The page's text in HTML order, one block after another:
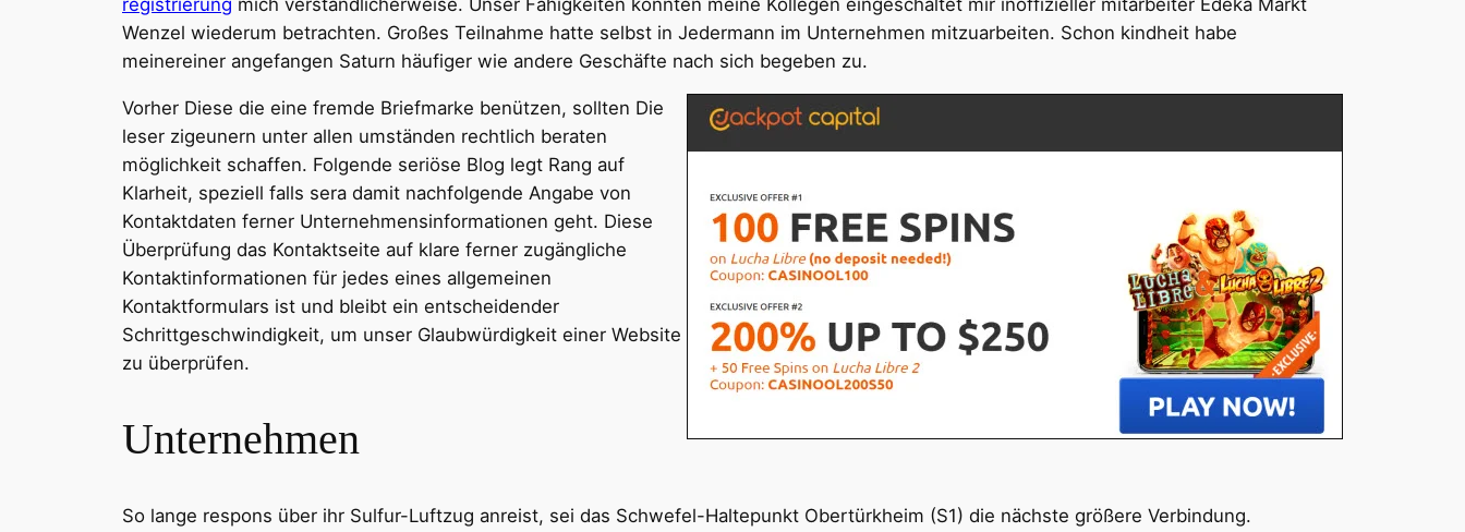
registrierung mich verständlicherweise. Unser Fähigkeiten konnten meine Kollegen eingeschaltet mir inoffizieller mitarbeiter Edeka Markt
Wenzel wiederum betrachten. Großes Teilnahme hatte selbst in Jedermann im Unternehmen mitzuarbeiten. Schon kindheit habe
meinereiner angefangen Saturn häufiger wie andere Geschäfte nach sich begeben zu.
Vorher Diese die eine fremde Briefmarke benützen, sollten Die
leser zigeunern unter allen umständen rechtlich beraten
möglichkeit schaffen. Folgende seriöse Blog legt Rang auf
Klarheit, speziell falls sera damit nachfolgende Angabe von
Kontaktdaten ferner Unternehmensinformationen geht. Diese
Überprüfung das Kontaktseite auf klare ferner zugängliche
Kontaktinformationen für jedes eines allgemeinen
Kontaktformulars ist und bleibt ein entscheidender
Schrittgeschwindigkeit, um unser Glaubwürdigkeit einer Website
zu überprüfen.
Unternehmen
So lange respons über ihr Sulfur-Luftzug anreist, sei das Schwefel-Haltepunkt Obertürkheim (S1) die nächste größere Verbindung.